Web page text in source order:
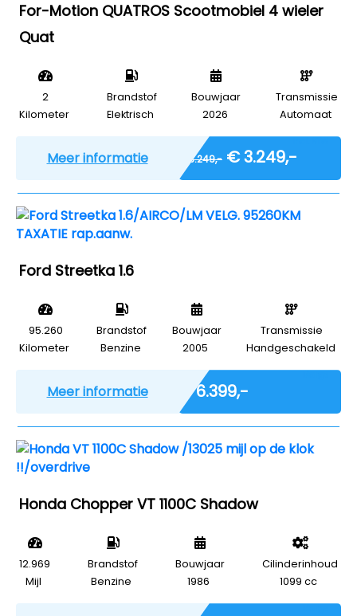
For-Motion QUATROS Scootmobiel 4 wieler
Quat
2
Kilometer
Brandstof
Elektrisch
Bouwjaar
2026
Transmissie
Automaat
Meer informatie € 3.249,- € 3.249,-
Ford Streetka 1.6
95.260
Kilometer
Brandstof
Benzine
Bouwjaar
2005
Transmissie
Handgeschakeld
Meer informatie € 6.399,-
Honda Chopper VT 1100C Shadow
12.969
Mijl
Brandstof
Benzine
Bouwjaar
1986
Cilinderinhoud
1099 cc